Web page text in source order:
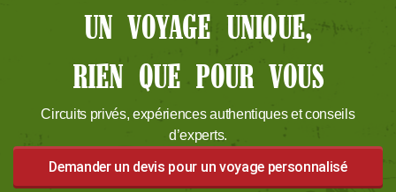
UN VOYAGE UNIQUE,
RIEN QUE POUR VOUS
Circuits privés, expériences authentiques et conseils
d’experts.
Demander un devis pour un voyage personnalisé